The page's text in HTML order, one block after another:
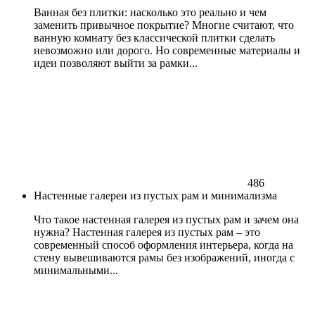
Ванная без плитки: насколько это реально и чем
заменить привычное покрытие? Многие считают, что
ванную комнату без классической плитки сделать
невозможно или дорого. Но современные материалы и
идеи позволяют выйти за рамки...
486
Настенные галереи из пустых рам и минимализма
Что такое настенная галерея из пустых рам и зачем она
нужна? Настенная галерея из пустых рам – это
современный способ оформления интерьера, когда на
стену вывешиваются рамы без изображений, иногда с
минимальными...